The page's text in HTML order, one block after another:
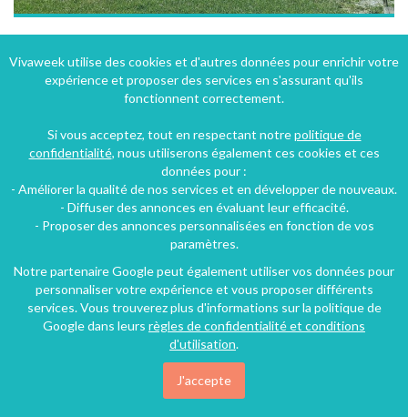
Le refuge des Garins au cœur du parc naturel régional du massif des Bauges
Les Garins (14 km), Savoie, Rhône-Alpes, Auvergne-Rhône-Alpes, France
99€/nuit
Vivaweek utilise des cookies et d'autres données pour enrichir votre
expérience et proposer des services en s'assurant qu'ils
fonctionnent correctement.
Si vous acceptez, tout en respectant notrepolitique de
confidentialité, nous utiliserons également ces cookies et ces
données pour :
- Améliorer la qualité de nos services et en développer de nouveaux.
- Diffuser des annonces en évaluant leur efficacité.
- Proposer des annonces personnalisées en fonction de vos
paramètres.
Notre partenaire Google peut également utiliser vos données pour
personnaliser votre expérience et vous proposer différents
services. Vous trouverez plus d'informations sur la politique de
Google dans leurs règles de confidentialité et conditions
d'utilisation.
J'accepte